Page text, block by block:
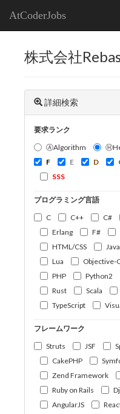
AtCoderJobs
株式会社
詳細検索
要求ランク
ⒶAlgorithm
F
E D
SSS
プログラミング言語
C
C++ C#
Erlang
F#
HTML/CSS
Java
Lua
Objective-
PHP
Python2
Rust
Scala
TypeScript
フレームワーク
Struts
JSF
CakePHP
Zend Framework
Ruby on Rails
AngularJS